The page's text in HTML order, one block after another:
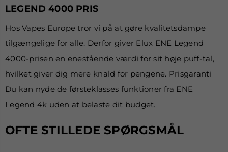
LEGEND 4000 PRIS
Hos Vapes Europe tror vi på at gøre kvalitetsdampe
tilgængelige for alle. Derfor giver Elux ENE Legend
4000-prisen en enestående værdi for sit høje puff-tal,
hvilket giver dig mere knald for pengene. Prisgaranti
Du kan nyde de førsteklasses funktioner fra ENE
Legend 4k uden at belaste dit budget.
OFTE STILLEDE SPØRGSMÅL